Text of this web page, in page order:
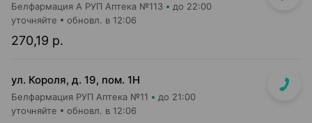
Белфармация А РУП Аптека №113 до 22:00
270,19 р.
уточняйте обновл. в 12:06
ул. Короля, д. 19, пом. 1Н
Белфармация РУП Аптека №11 до 21:00
уточняйте обновл. в 12:06